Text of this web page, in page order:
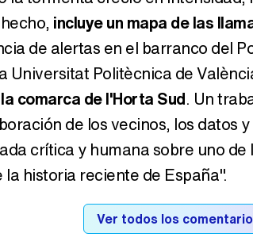
incluye un mapa de las
de alertas en el barranco del
Universitat Politècnica de
comarca de l'Horta Sud. Un
de los vecinos, los datos
crítica y humana sobre uno
historia reciente de España".
Ver todos los